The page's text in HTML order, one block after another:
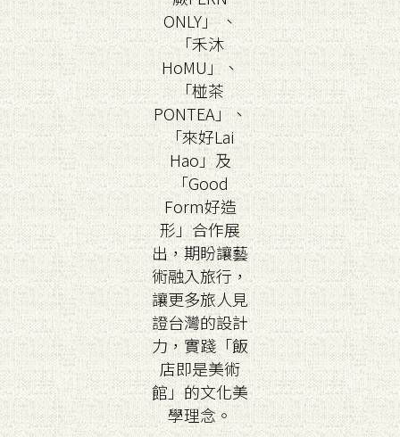
ONLY」 、
「禾沐
HoMU」、
「椪茶
PONTEA」、
「來好Lai
Hao」及
「Good
Form好造
形」合作展
出，期盼讓藝
術融入旅行，
讓更多旅人見
證台灣的設計
力，實踐「飯
店即是美術
館」的文化美
學理念。